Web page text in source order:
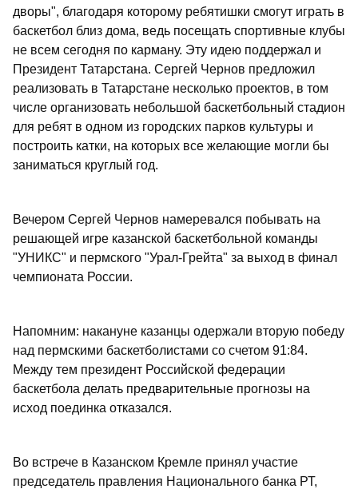
дворы", благодаря которому ребятишки смогут играть в
баскетбол близ дома, ведь посещать спортивные клубы
не всем сегодня по карману. Эту идею поддержал и
Президент Татарстана. Сергей Чернов предложил
реализовать в Татарстане несколько проектов, в том
числе организовать небольшой баскетбольный стадион
для ребят в одном из городских парков культуры и
построить катки, на которых все желающие могли бы
заниматься круглый год.
Вечером Сергей Чернов намеревался побывать на
решающей игре казанской баскетбольной команды
"УНИКС" и пермского "Урал-Грейта" за выход в финал
чемпионата России.
Напомним: накануне казанцы одержали вторую победу
над пермскими баскетболистами со счетом 91:84.
Между тем президент Российской федерации
баскетбола делать предварительные прогнозы на
исход поединка отказался.
Во встрече в Казанском Кремле принял участие
председатель правления Национального банка РТ,